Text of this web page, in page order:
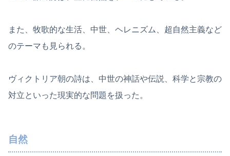
また、牧歌的な生活、中世、ヘレニズム、超自然主義など
のテーマも見られる。
ヴィクトリア朝の詩は、中世の神話や伝説、科学と宗教の
対立といった現実的な問題を扱った。
自然